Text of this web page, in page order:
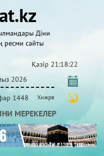
Діни
ресми сайты
Қазір 21:18:22
2026
1448 Хижра
МЕРЕКЕЛЕР